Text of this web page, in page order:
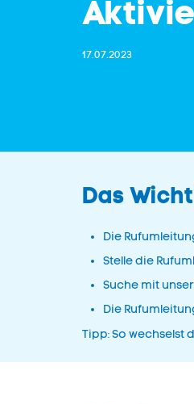
17.07.2023
Das
Die
Stelle die
Suche mit
Die
Tipp: So wechselst